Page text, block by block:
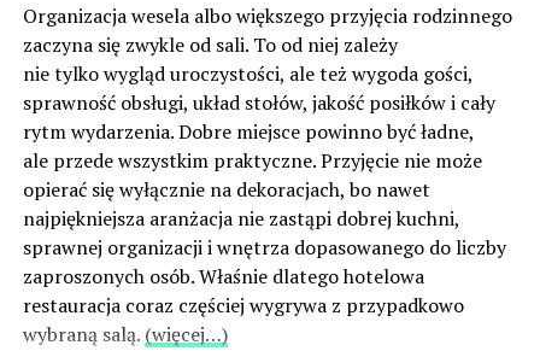
Organizacja wesela albo większego przyjęcia rodzinnego
zaczyna się zwykle od sali. To od niej zależy
nie tylko wygląd uroczystości, ale też wygoda gości,
sprawność obsługi, układ stołów, jakość posiłków i cały
rytm wydarzenia. Dobre miejsce powinno być ładne,
ale przede wszystkim praktyczne. Przyjęcie nie może
opierać się wyłącznie na dekoracjach, bo nawet
najpiękniejsza aranżacja nie zastąpi dobrej kuchni,
sprawnej organizacji i wnętrza dopasowanego do liczby
zaproszonych osób. Właśnie dlatego hotelowa
restauracja coraz częściej wygrywa z przypadkowo
wybraną salą. (więcej…)